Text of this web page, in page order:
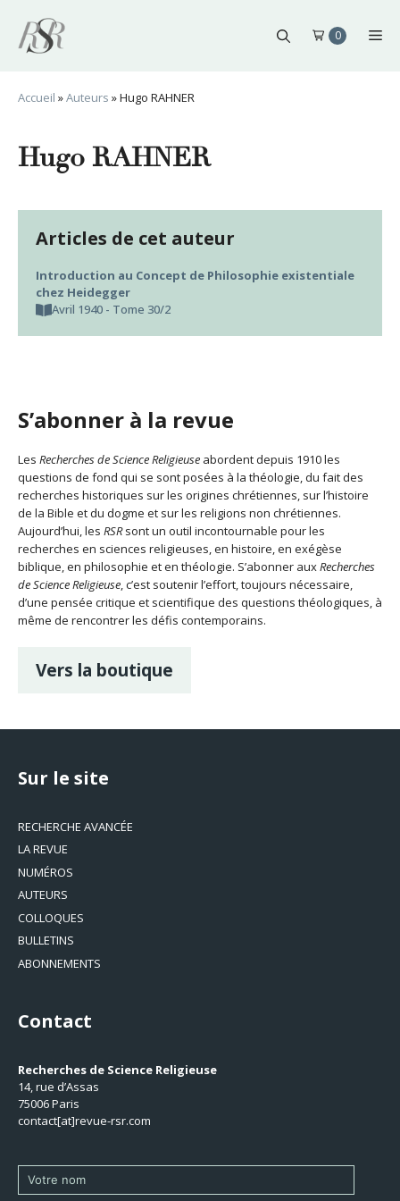
contenu
0
Accueil »Auteurs »Hugo RAHNER
Hugo RAHNER
Articles de cet auteur
Introduction au Concept de Philosophie existentiale
chez Heidegger
Avril 1940 - Tome 30/2
S’abonner à la revue
Les Recherches de Science Religieuse abordent depuis 1910 les
questions de fond qui se sont posées à la théologie, du fait des
recherches historiques sur les origines chrétiennes, sur l’histoire
de la Bible et du dogme et sur les religions non chrétiennes.
Aujourd’hui, les RSRsont un outil incontournable pour les
recherches en sciences religieuses, en histoire, en exégèse
biblique, en philosophie et en théologie. S’abonner auxRecherches
de Science Religieuse, c’est soutenir l’effort, toujours nécessaire,
d’une pensée critique et scientifique des questions théologiques, à
même de rencontrer les défis contemporains.
Vers la boutique
Sur le site
RECHERCHE AVANCÉE
LA REVUE
NUMÉROS
AUTEURS
COLLOQUES
BULLETINS
ABONNEMENTS
Contact
Recherches de Science Religieuse
14, rue d’Assas
75006 Paris
contact[at]revue-rsr.com